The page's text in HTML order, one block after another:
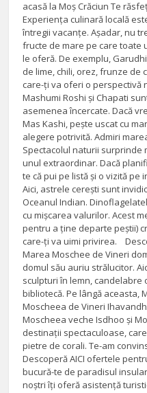
acasă la Moș Crăciun Te
Experiența culinară locală
întregii vacanțe. Așadar, nu
fructe de mare pe care toate
le oferă. De exemplu,
de lime, chili, orez, frunze de
care-ți va oferi o perspectivă
Mashumi Roshi și Chapati
asemenea încercate. Dacă
Mas Kashi, pește uscat cu
alegere potrivită. Admiri
Spectacolul naturii surprinde
unul extraordinar. Dacă
te că pui pe listă și o vizită pe
Aici, astrele cerești sunt
Oceanul Indian.
cu mișcarea valurilor. Acest
pentru a ține departe peștii)
care-ți va uimi privirea.
Marea Moschee de Vineri
domul său auriu strălucitor.
sculpturi în lemn, candelabre
bibliotecă. Pe lângă aceasta,
Moscheea de Vineri
Moscheea veche Isdhoo și
destinații spectaculoase,
pietre de corali. Te-am
Descoperă AICI ofertele
bucură-te de paradisul
noștri îți oferă asistență